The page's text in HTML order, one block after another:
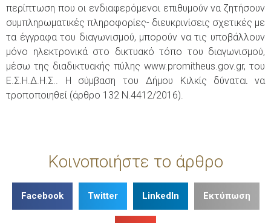
περίπτωση που οι ενδιαφερόμενοι επιθυμούν να ζητήσουν
συμπληρωματικές πληροφορίες- διευκρινίσεις σχετικές με
τα έγγραφα του διαγωνισμού, μπορούν να τις υποβάλλουν
μόνο ηλεκτρονικά στο δικτυακό τόπο του διαγωνισμού,
μέσω της διαδικτυακής πύλης www.promitheus.gov.gr, του
Ε.Σ.Η.Δ.Η.Σ.. Η σύμβαση του Δήμου Κιλκίς δύναται να
τροποποιηθεί (άρθρο 132 Ν.4412/2016).
Κοινοποιήστε το άρθρο
Facebook Twitter LinkedIn Εκτύπωση